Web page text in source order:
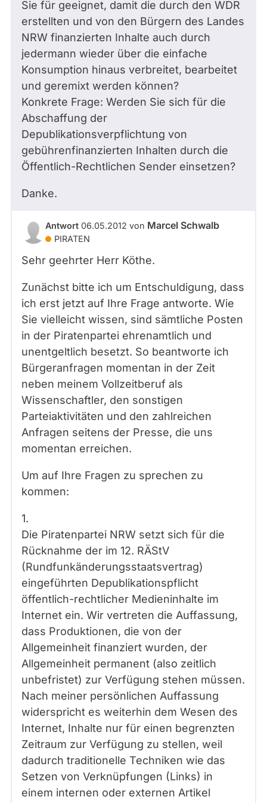
Sie für geeignet, damit die durch den WDR
erstellten und von den Bürgern des Landes
NRW finanzierten Inhalte auch durch
jedermann wieder über die einfache
Konsumption hinaus verbreitet, bearbeitet
und geremixt werden können?
Konkrete Frage: Werden Sie sich für die
Abschaffung der
Depublikationsverpflichtung von
gebührenfinanzierten Inhalten durch die
Öffentlich-Rechtlichen Sender einsetzen?
Danke.
Antwort 06.05.2012 von Marcel Schwalb
PIRATEN
Sehr geehrter Herr Köthe.
Zunächst bitte ich um Entschuldigung, dass
ich erst jetzt auf Ihre Frage antworte. Wie
Sie vielleicht wissen, sind sämtliche Posten
in der Piratenpartei ehrenamtlich und
unentgeltlich besetzt. So beantworte ich
Bürgeranfragen momentan in der Zeit
neben meinem Vollzeitberuf als
Wissenschaftler, den sonstigen
Parteiaktivitäten und den zahlreichen
Anfragen seitens der Presse, die uns
momentan erreichen.
Um auf Ihre Fragen zu sprechen zu
kommen:
1.
Die Piratenpartei NRW setzt sich für die
Rücknahme der im 12. RÄStV
(Rundfunkänderungsstaatsvertrag)
eingeführten Depublikationspflicht
öffentlich-rechtlicher Medieninhalte im
Internet ein. Wir vertreten die Auffassung,
dass Produktionen, die von der
Allgemeinheit finanziert wurden, der
Allgemeinheit permanent (also zeitlich
unbefristet) zur Verfügung stehen müssen.
Nach meiner persönlichen Auffassung
widerspricht es weiterhin dem Wesen des
Internet, Inhalte nur für einen begrenzten
Zeitraum zur Verfügung zu stellen, weil
dadurch traditionelle Techniken wie das
Setzen von Verknüpfungen (Links) in
einem internen oder externen Artikel